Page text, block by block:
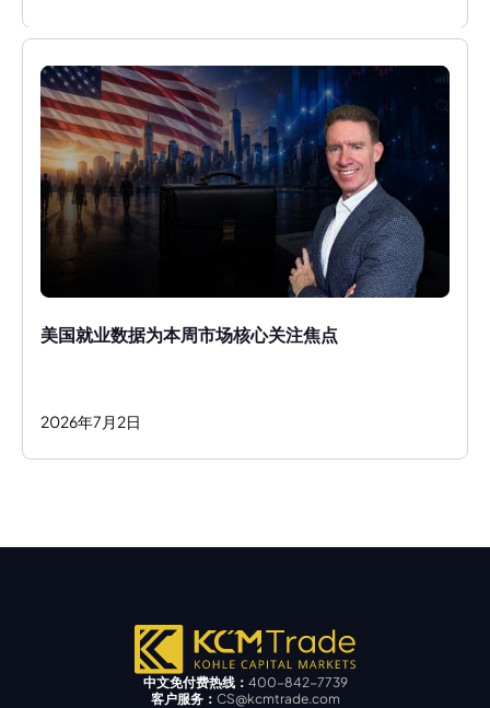
美国就业数据为本周市场核心关注焦点
2026年7 月 2日
中文免付费热线： 400-842-7739
客户服务： CS@kcmtrade.com